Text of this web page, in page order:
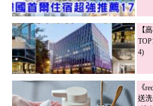
【
4)
《
送